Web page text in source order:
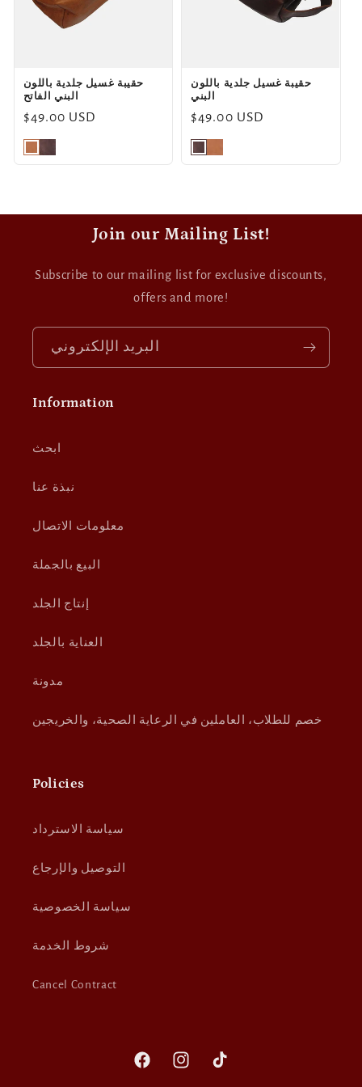
حقيبة غسيل جلدية باللون
البني الفاتح
Regular
price
$49.00 USD
حقيبة غسيل جلدية باللون
البني
Regular
price
$49.00 USD
Join our Mailing List!
Subscribe to our mailing list for exclusive discounts,
offers and more!
البريد الإلكتروني
Information
ابحث
نبذة عنا
معلومات الاتصال
البيع بالجملة
إنتاج الجلد
العناية بالجلد
مدونة
خصم للطلاب، العاملين في الرعاية الصحية، والخريجين
Policies
سياسة الاسترداد
التوصيل والإرجاع
سياسة الخصوصية
شروط الخدمة
Cancel Contract
FacebookInstagramTikTok